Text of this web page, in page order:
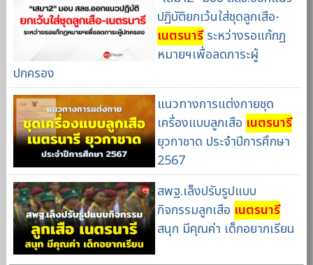
ปฏิบัติยกเว้นใส่ชุดลูกเสือ-
เนตรนารีระหว่างรอแก้กฏ
หมายฯเพื่อลดภาระผู้
ปกครอง
แนวทางการแต่งกายชุด
เครื่องแบบลูกเสือ เนตรนารี
ยุวกาชาด ประจำปีการศึกษา
2567
สพฐ.เล็งปรับรูปแบบ
กิจกรรมลูกเสือ เนตรนารี
สนุก มีคุณค่า เด็กอยากเรียน